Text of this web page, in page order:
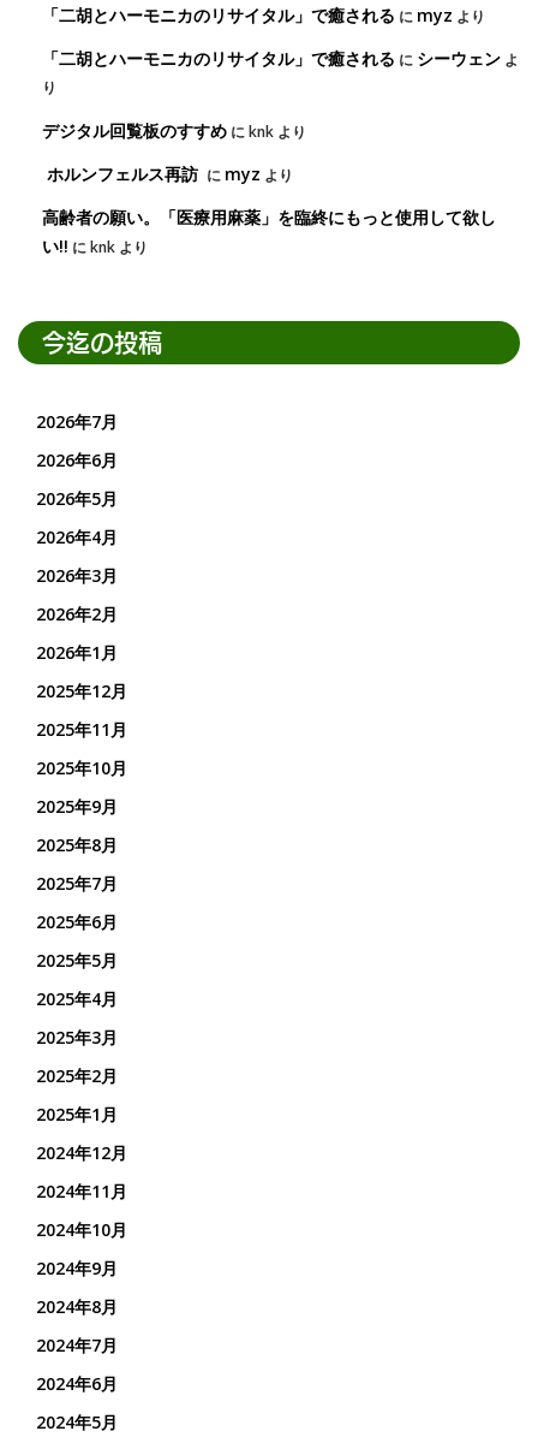
「二胡とハーモニカのリサイタル」で癒される に myz より
「二胡とハーモニカのリサイタル」で癒される に シーウェン よ
り
デジタル回覧板のすすめ にknk より
ホルンフェルス再訪 に myz より
高齢者の願い。「医療用麻薬」を臨終にもっと使用して欲し
い!! にknk より
今迄の投稿
2026年7月
2026年6月
2026年5月
2026年4月
2026年3月
2026年2月
2026年1月
2025年12月
2025年11月
2025年10月
2025年9月
2025年8月
2025年7月
2025年6月
2025年5月
2025年4月
2025年3月
2025年2月
2025年1月
2024年12月
2024年11月
2024年10月
2024年9月
2024年8月
2024年7月
2024年6月
2024年5月